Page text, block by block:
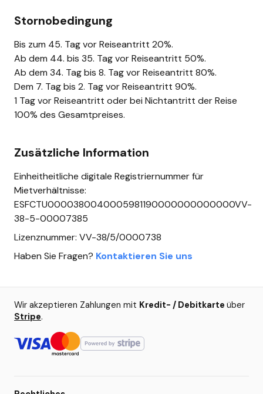
Stornobedingung
Bis zum 45. Tag vor Reiseantritt 20%.
Ab dem 44. bis 35. Tag vor Reiseantritt 50%.
Ab dem 34. Tag bis 8. Tag vor Reiseantritt 80%.
Dem 7. Tag bis 2. Tag vor Reiseantritt 90%.
1 Tag vor Reiseantritt oder bei Nichtantritt der Reise
100% des Gesamtpreises.
Zusätzliche Information
Einheitheitliche digitale Registriernummer für
Mietverhältnisse:
ESFCTU0000380040005981190000000000000VV-
38-5-00007385
Lizenznummer: VV-38/5/0000738
Haben Sie Fragen? Kontaktieren Sie uns
Wir akzeptieren Zahlungen mit Kredit- / Debitkarte über
Stripe.